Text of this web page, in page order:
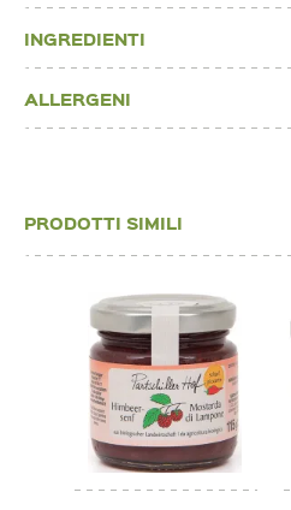
INGREDIENTI
ALLERGENI
PRODOTTI SIMILI